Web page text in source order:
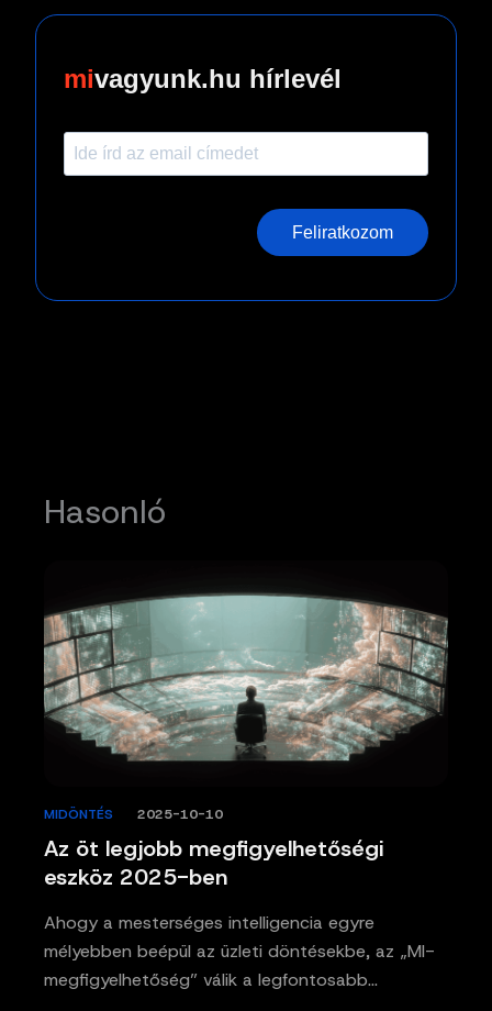
vagyunk.hu hírlevél
Feliratkozom
Hasonló
Az öt legjobb megfigyelhetőségi
eszköz 2025-ben
MIDÖNTÉS 2025-10-10
Ahogy a mesterséges intelligencia egyre
mélyebben beépül az üzleti döntésekbe, az „MI-
megfigyelhetőség” válik a legfontosabb…